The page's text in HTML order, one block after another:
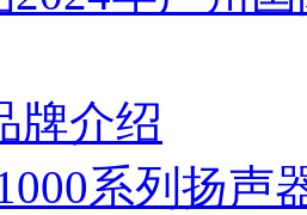
牌介绍
系列扬声